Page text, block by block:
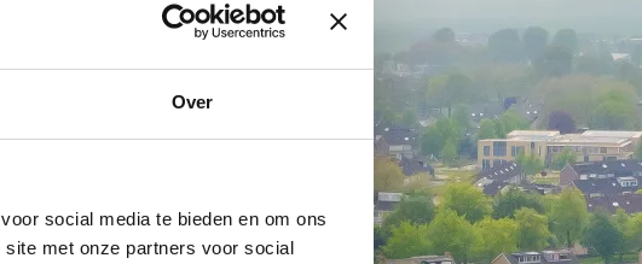
Over
social media te bieden en om ons
met onze partners voor social